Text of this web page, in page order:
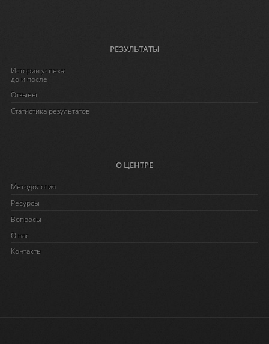
РЕЗУЛЬТАТЫ
Истории успеха:
до и после
Отзывы
Статистика результатов
О ЦЕНТРЕ
Методология
Ресурсы
Вопросы
O нас
Контакты